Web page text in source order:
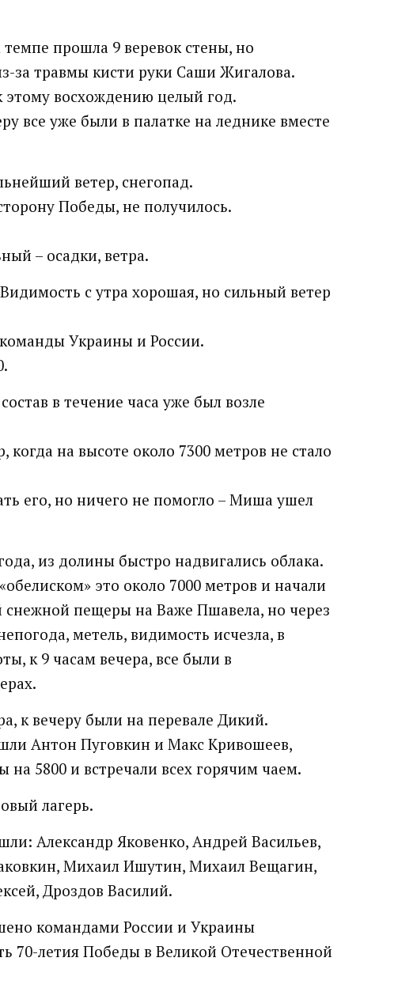
прошла 9 веревок стены, но
за травмы кисти руки Саши Жигалова.
этому восхождению целый год.
все уже были в палатке на леднике вместе
ветер, снегопад.
Победы, не получилось.
– осадки, ветра.
с утра хорошая, но сильный ветер
Украины и России.
в течение часа уже был возле
на высоте около 7300 метров не стало
его, но ничего не помогло – Миша ушел
из долины быстро надвигались облака.
это около 7000 метров и начали
снежной пещеры на Важе Пшавела, но через
метель, видимость исчезла, в
к 9 часам вечера, все были в
к вечеру были на перевале Дикий.
Антон Пуговкин и Макс Кривошеев,
5800 и встречали всех горячим чаем.
лагерь.
Александр Яковенко, Андрей Васильев,
Михаил Ишутин, Михаил Вещагин,
Дроздов Василий.
командами России и Украины
70-летия Победы в Великой Отечественной